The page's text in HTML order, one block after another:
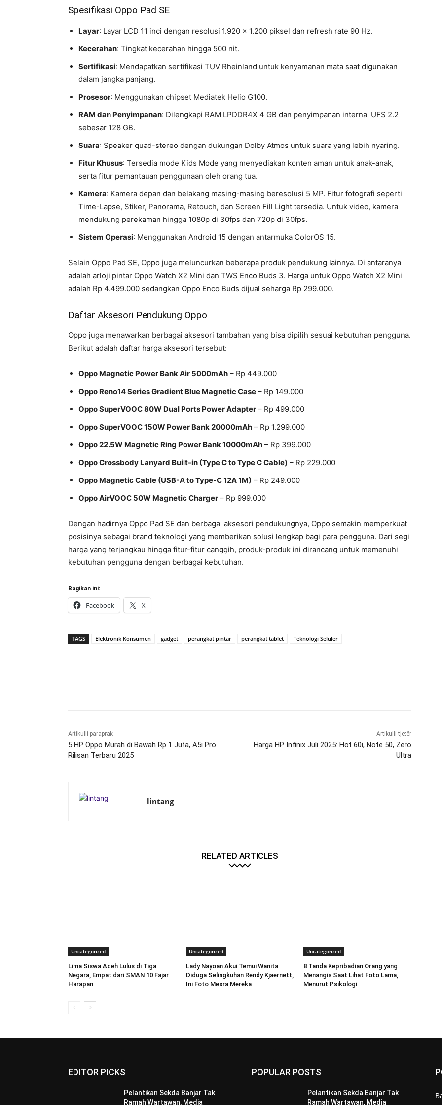
Spesifikasi Oppo Pad SE
Layar: Layar LCD 11 inci dengan resolusi 1.920 x 1.200 piksel dan refresh rate 90 Hz.
Kecerahan: Tingkat kecerahan hingga 500 nit.
Sertifikasi: Mendapatkan sertifikasi TUV Rheinland untuk kenyamanan mata saat digunakan
dalam jangka panjang.
Prosesor: Menggunakan chipset Mediatek Helio G100.
RAM dan Penyimpanan: Dilengkapi RAM LPDDR4X 4 GB dan penyimpanan internal UFS 2.2
sebesar 128 GB.
Suara: Speaker quad-stereo dengan dukungan Dolby Atmos untuk suara yang lebih nyaring.
Fitur Khusus: Tersedia mode Kids Mode yang menyediakan konten aman untuk anak-anak,
serta fitur pemantauan penggunaan oleh orang tua.
Kamera: Kamera depan dan belakang masing-masing beresolusi 5 MP. Fitur fotografi seperti
Time-Lapse, Stiker, Panorama, Retouch, dan Screen Fill Light tersedia. Untuk video, kamera
mendukung perekaman hingga 1080p di 30fps dan 720p di 30fps.
Sistem Operasi: Menggunakan Android 15 dengan antarmuka ColorOS 15.
Selain Oppo Pad SE, Oppo juga meluncurkan beberapa produk pendukung lainnya. Di antaranya
adalah arloji pintar Oppo Watch X2 Mini dan TWS Enco Buds 3. Harga untuk Oppo Watch X2 Mini
adalah Rp 4.499.000 sedangkan Oppo Enco Buds dijual seharga Rp 299.000.
Daftar Aksesori Pendukung Oppo
Oppo juga menawarkan berbagai aksesori tambahan yang bisa dipilih sesuai kebutuhan pengguna.
Berikut adalah daftar harga aksesori tersebut:
Oppo Magnetic Power Bank Air 5000mAh – Rp 449.000
Oppo Reno14 Series Gradient Blue Magnetic Case – Rp 149.000
Oppo SuperVOOC 80W Dual Ports Power Adapter – Rp 499.000
Oppo SuperVOOC 150W Power Bank 20000mAh – Rp 1.299.000
Oppo 22.5W Magnetic Ring Power Bank 10000mAh – Rp 399.000
Oppo Crossbody Lanyard Built-in (Type C to Type C Cable) – Rp 229.000
Oppo Magnetic Cable (USB-A to Type-C 12A 1M) – Rp 249.000
Oppo AirVOOC 50W Magnetic Charger – Rp 999.000
Dengan hadirnya Oppo Pad SE dan berbagai aksesori pendukungnya, Oppo semakin memperkuat
posisinya sebagai brand teknologi yang memberikan solusi lengkap bagi para pengguna. Dari segi
harga yang terjangkau hingga fitur-fitur canggih, produk-produk ini dirancang untuk memenuhi
kebutuhan pengguna dengan berbagai kebutuhan.
Bagikan ini:
Facebook X
TAGS Elektronik Konsumen gadget perangkat pintar perangkat tablet Teknologi Seluler
Artikulli paraprak
5 HP Oppo Murah di Bawah Rp 1 Juta, A5i Pro
Rilisan Terbaru 2025
Artikulli tjetër
Harga HP Infinix Juli 2025: Hot 60i, Note 50, Zero
Ultra
lintang
RELATED ARTICLES
Uncategorized
Lima Siswa Aceh Lulus di Tiga
Negara, Empat dari SMAN 10 Fajar
Harapan
Uncategorized
Lady Nayoan Akui Temui Wanita
Diduga Selingkuhan Rendy Kjaernett,
Ini Foto Mesra Mereka
Uncategorized
8 Tanda Kepribadian Orang yang
Menangis Saat Lihat Foto Lama,
Menurut Psikologi
EDITOR PICKS
Pelantikan Sekda Banjar Tak
Ramah Wartawan, Media
POPULAR POSTS
Pelantikan Sekda Banjar Tak
Ramah Wartawan, Media